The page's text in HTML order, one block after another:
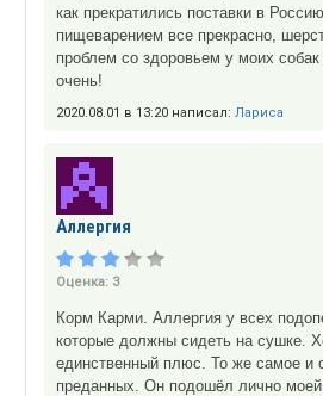
как прекратились поставки в
пищеварением все прекрасно,
проблем со здоровьем у моих
очень!
2020.08.01 в 13:20 написал: Лариса
Аллергия
Оценка: 3
Корм Карми. Аллергия у всех
которые должны сидеть на сушке.
единственный плюс. То же самое и
преданных. Он подошёл лично моей